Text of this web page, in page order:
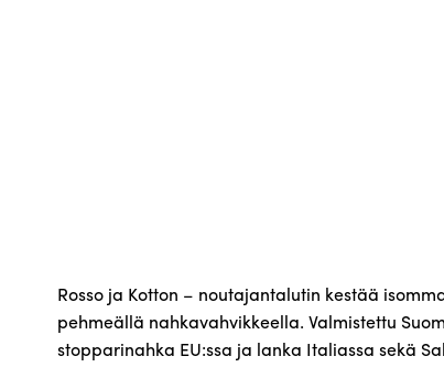
Rosso ja Kotton – noutajantalutin kestää
pehmeällä nahkavahvikkeella. Valmistettu
stopparinahka EU:ssa ja lanka Italiassa sekä